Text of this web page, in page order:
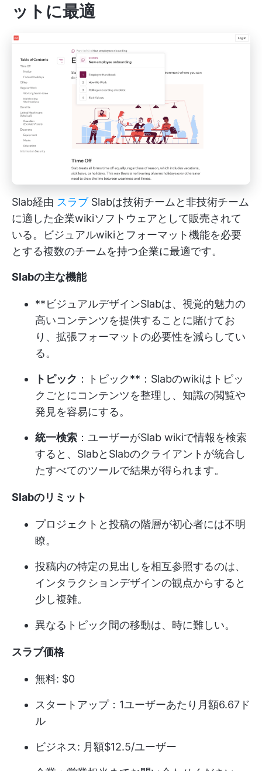
ットに最適
Slab経由 スラブSlabは技術チームと非技術チーム
に適した企業wikiソフトウェアとして販売されて
いる。ビジュアルwikiとフォーマット機能を必要
とする複数のチームを持つ企業に最適です。
Slabの主な機能
**ビジュアルデザインSlabは、視覚的魅力の
高いコンテンツを提供することに賭けてお
り、拡張フォーマットの必要性を減らしてい
る。
トピック ：トピック**：Slabのwikiはトピッ
クごとにコンテンツを整理し、知識の閲覧や
発見を容易にする。
統一検索 ：ユーザーがSlab wikiで情報を検索
すると、SlabとSlabのクライアントが統合し
たすべてのツールで結果が得られます。
Slabのリミット
プロジェクトと投稿の階層が初心者には不明
瞭。
投稿内の特定の見出しを相互参照するのは、
インタラクションデザインの観点からすると
少し複雑。
異なるトピック間の移動は、時に難しい。
スラブ価格
無料: $0
スタートアップ：1ユーザーあたり月額6.67ド
ル
ビジネス: 月額$12.5/ユーザー